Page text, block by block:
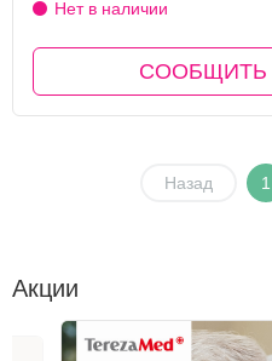
Нет в наличии
СООБЩИТЬ
Назад 1
Акции